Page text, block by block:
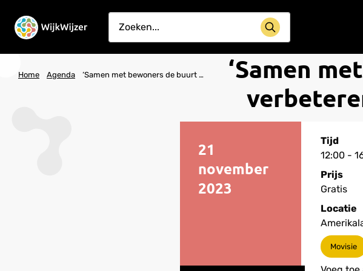
Home Agenda ‘Samen met bewoners de buurt verbeteren: hoe doe je dat?’
‘Samen
21
november
2023
Tijd
12:00 -
Prijs
Gratis
Locatie
Movisie